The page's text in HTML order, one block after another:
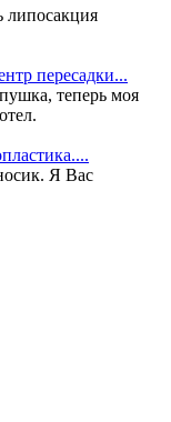
липосакция
пересадки...
теперь моя
Я Вас